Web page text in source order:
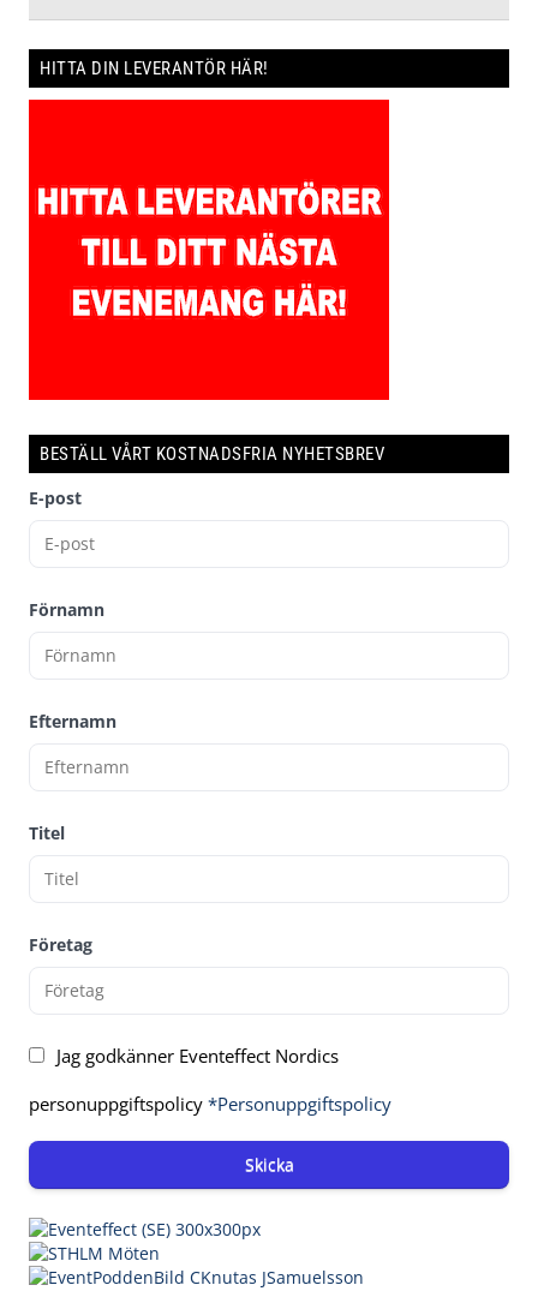
HITTA DIN LEVERANTÖR HÄR!
BESTÄLL VÅRT KOSTNADSFRIA NYHETSBREV
E-post
Förnamn
Efternamn
Titel
Företag
Jag godkänner Eventeffect Nordics
personuppgiftspolicy *Personuppgiftspolicy
Skicka